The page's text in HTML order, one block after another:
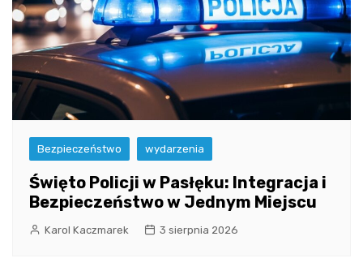
Bezpieczeństwo wydarzenia
Święto Policji w Pasłęku: Integracja i
Bezpieczeństwo w Jednym Miejscu
Karol Kaczmarek 3 sierpnia 2026